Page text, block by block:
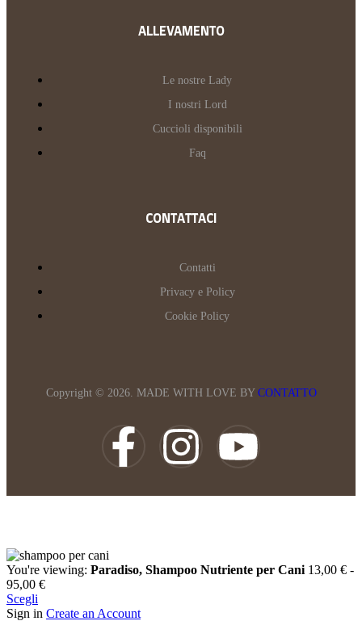
ALLEVAMENTO
Le nostre Lady
I nostri Lord
Cuccioli disponibili
Faq
CONTATTACI
Contatti
Privacy e Policy
Cookie Policy
Copyright © 2026. MADE WITH LOVE BY CONTATTO
You're viewing: Paradiso, Shampoo Nutriente per Cani 13,00 € -
95,00 €
Scegli
Sign in Create an Account